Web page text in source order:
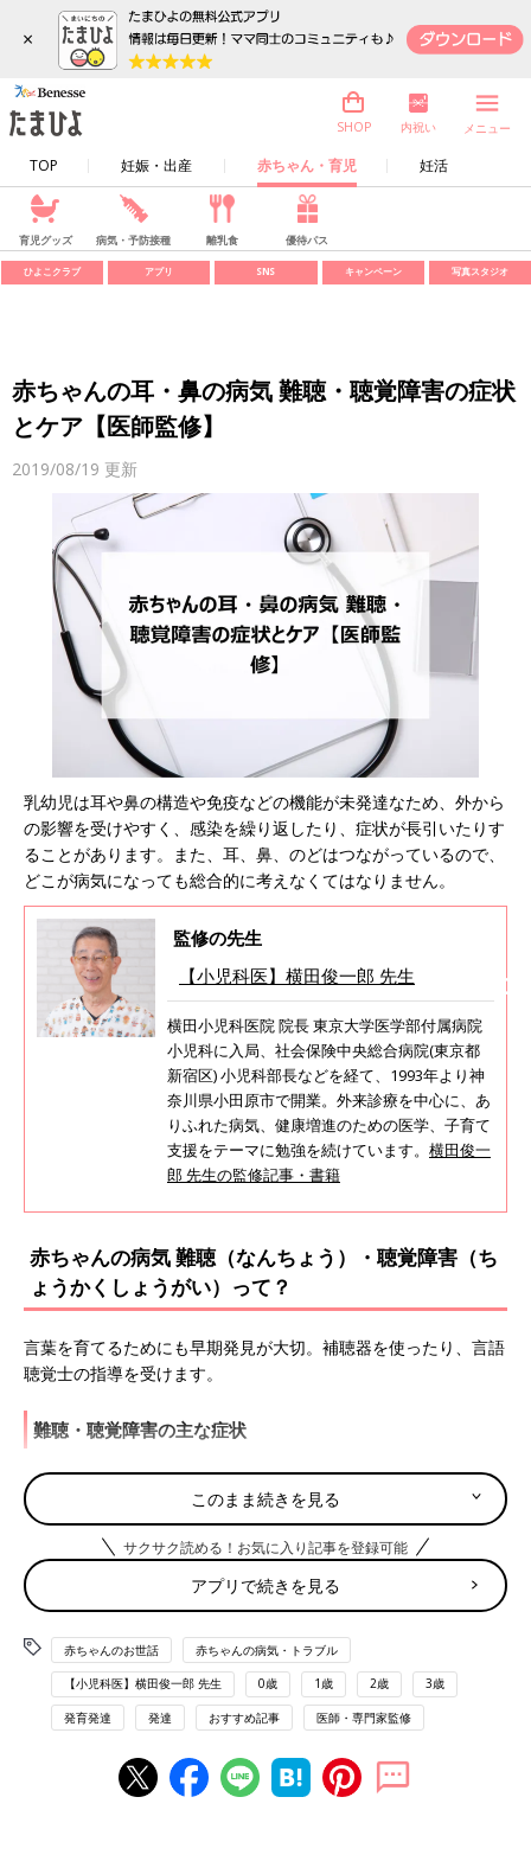
×
TOP 妊娠・出産 赤ちゃん・育児 妊活
SHOP 内祝い メニュー
育児グッズ 病気・予防接種 離乳食 優待パス
ひよこクラブ アプリ SNS キャンペーン 写真スタジオ
赤ちゃんの耳・鼻の病気 難聴・聴覚障害の症状
とケア【医師監修】
2019/08/19 更新
乳幼児は耳や鼻の構造や免疫などの機能が未発達なため、外から
の影響を受けやすく、感染を繰り返したり、症状が長引いたりす
ることがあります。また、耳、鼻、のどはつながっているので、
どこが病気になっても総合的に考えなくてはなりません。
監修の先生
【小児科医】横田俊一郎 先生
横田小児科医院 院長 東京大学医学部付属病院
小児科に入局、社会保険中央総合病院(東京都
新宿区) 小児科部長などを経て、1993年より神
奈川県小田原市で開業。外来診療を中心に、あ
りふれた病気、健康増進のための医学、子育て
支援をテーマに勉強を続けています。 横田俊一
郎 先生の監修記事・書籍
赤ちゃんの病気 難聴（なんちょう）・聴覚障害（ち
ょうかくしょうがい）って？
言葉を育てるためにも早期発見が大切。補聴器を使ったり、言語
聴覚士の指導を受けます。
難聴・聴覚障害の主な症状
・耳が聞こえにくい
難聴・聴覚障害になりやすい月齢・年齢
先天性、新生児期～
難聴・聴覚障害になりやすい季節
通年（春・夏・秋・冬）
赤ちゃんの難聴・聴覚障害 耳の聞こえが悪い状態。
原因はさまざまです
このまま続きを見る
サクサク読める！お気に入り記事を登録可能
アプリで続きを見る
赤ちゃんのお世話 赤ちゃんの病気・トラブル
【小児科医】横田俊一郎 先生 0歳 1歳 2歳 3歳
発育発達 発達 おすすめ記事 医師・専門家監修